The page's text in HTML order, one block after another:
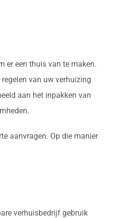
er een thuis van te maken.
van uw verhuizing
aan het inpakken van
aanvragen. Op die manier
verhuisbedrijf gebruik